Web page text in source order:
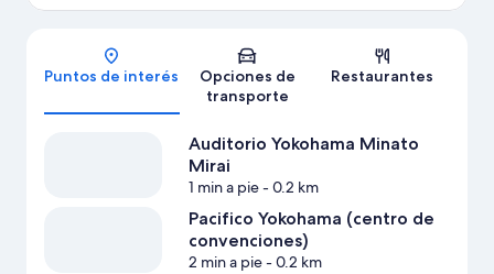
Puntos de interés
Opciones de
transporte
Restaurantes
Auditorio Yokohama Minato
Mirai
1 min a pie- 0.2 km
Pacifico Yokohama (centro de
convenciones)
2 min a pie- 0.2 km